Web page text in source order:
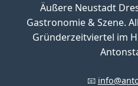
Äußere Neustadt
Gastronomie & Szene.
Gründerzeitviertel im
📧